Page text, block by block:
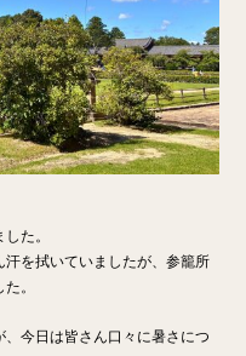
た。
を拭いていましたが、参籠所
。
今日は皆さん口々に暑さにつ